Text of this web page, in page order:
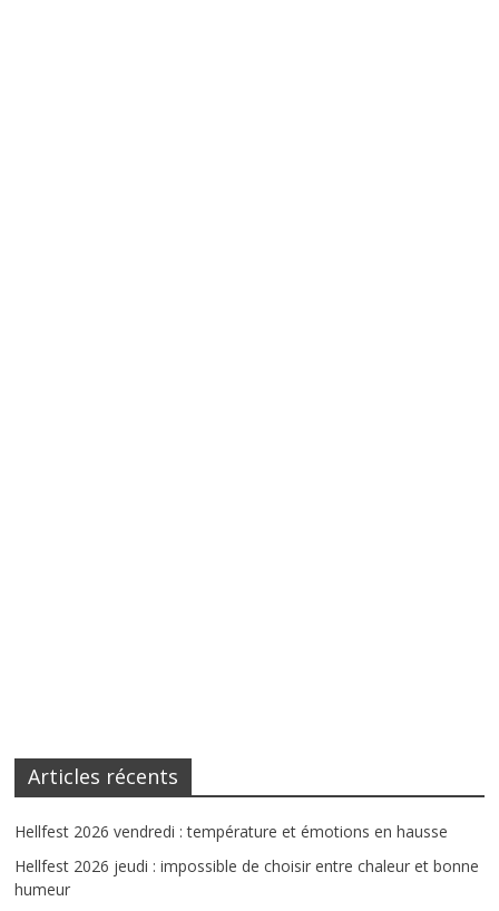
Articles récents
Hellfest 2026 vendredi : température et émotions en hausse
Hellfest 2026 jeudi : impossible de choisir entre chaleur et bonne
humeur